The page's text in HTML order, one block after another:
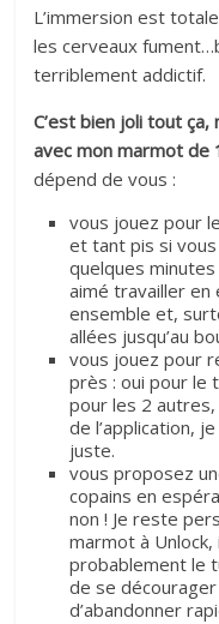
L’immersion est
les cerveaux
terriblement addictif.
C’est bien joli tout
avec mon marmot de
dépend de vous :
vous jouez pour
et tant pis si
quelques
aimé travailler en
ensemble et,
allées jusqu’au
vous jouez pour
près : oui pour le
pour les 2 autres,
de l’application,
juste.
vous proposez
copains en
non ! Je reste
marmot à Unlock,
probablement le
de se
d’abandonner